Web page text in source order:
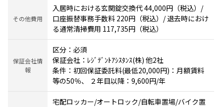
その他費用
入居時における玄関錠交換代 44,000円（税込）/
口座振替事務手数料 220円（税込）/ 退去時におけ
る通常清掃費用 117,735円（税込）
保証会社情
報
区分：必須
保証会社：ﾚｼﾞﾃﾞﾝﾄｱｼｽﾀﾝｽ(株) 他2社
条件：初回保証委託料(最低20,000円)：月額賃料
等の50％、 ２年目以降：9,600円/年
宅配ロッカー/オートロック/自転車置場/バイク置